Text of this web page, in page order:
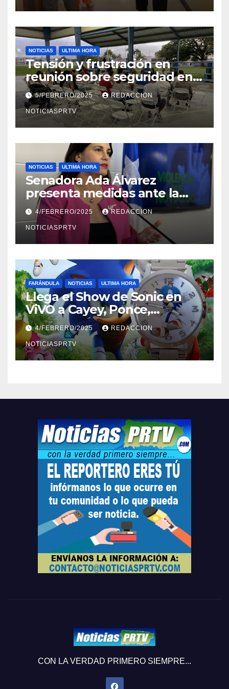
NOTICIAS ULTIMA HORA
Tensión y frustración en
reunión sobre seguridad en
Reparto Metropolitano
5/FEBRERO/2025 REDACCION
NOTICIASPRTV
NOTICIAS ULTIMA HORA
Senadora Ada Álvarez
presenta medidas ante la
violencia en el noviazgo
4/FEBRERO/2025 REDACCION
NOTICIASPRTV
FARÁNDULA NOTICIAS ULTIMA HORA
Llega el Show de Sonic en
ViVO a Cayey, Ponce,
Barceloneta y Humacao,
Relojes gratis para el que
compre ahora….
4/FEBRERO/2025 REDACCION
NOTICIASPRTV
CON LA VERDAD PRIMERO SIEMPRE...